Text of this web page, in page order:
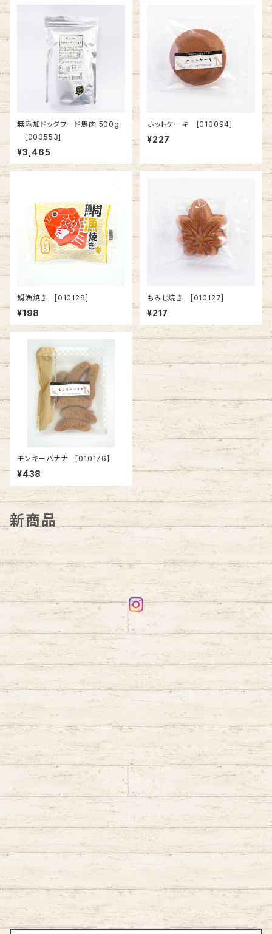
無添加ドッグフード馬肉 500g
[000553]
¥3,465
ホットケーキ [010094]
¥227
鯛漁焼き [010126]
¥198
もみじ焼き [010127]
¥217
モンキーバナナ [010176]
¥438
新商品